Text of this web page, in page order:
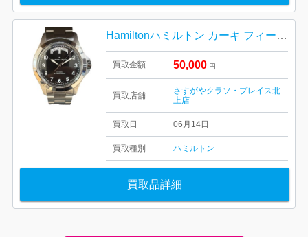
Hamiltonハミルトン カーキ フィールド キング デイデイト 自動巻き 腕時計
買取金額 50,000 円
買取店舗
さすがやクラソ・プレイス北
上店
買取日 06月14日
買取種別 ハミルトン
買取品詳細